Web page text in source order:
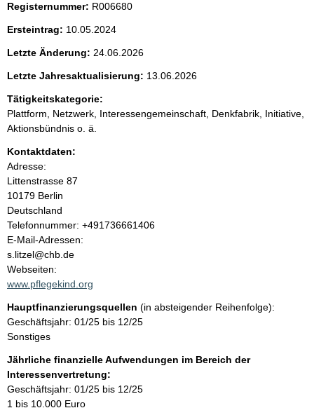
i
t
e
n
i
n
h
a
l
t
Registernummer: R006680
Ersteintrag: 10.05.2024
Letzte Änderung: 24.06.2026
Letzte Jahresaktualisierung: 13.06.2026
Tätigkeitskategorie:
Plattform, Netzwerk, Interessengemeinschaft, Denkfabrik, Initiative,
Aktionsbündnis o. ä.
Kontaktdaten:
Adresse:
Littenstrasse 87
10179 Berlin
Deutschland
K
o
n
t
a
t
i
n
f
o
r
m
Telefonnummer: +491736661406
E-Mail-Adressen:
s.litzel@chb.de
Webseiten:
www.pflegekind.org
Hauptfinanzierungsquellen (in absteigender Reihenfolge):
Geschäftsjahr: 01/25 bis 12/25
Sonstiges
Jährliche finanzielle Aufwendungen im Bereich der
Interessenvertretung:
Geschäftsjahr: 01/25 bis 12/25
1 bis 10.000 Euro